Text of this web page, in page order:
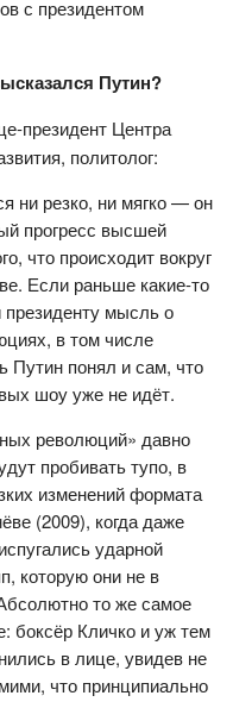
с президентом
Путин?
президент Центра
политолог:
ни резко, ни мягко — он
прогресс высшей
что происходит вокруг
Если раньше какие-то
президенту мысль о
в том числе
Путин понял и сам, что
шоу уже не идёт.
революций» давно
пробивать тупо, в
изменений формата
(2009), когда даже
ударной
которую они не в
то же самое
боксёр Кличко и уж тем
в лице, увидев не
что принципиально